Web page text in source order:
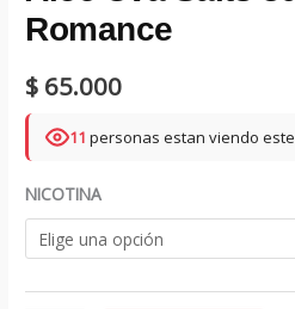
Romance
$ 65.000
11 personas estan viendo
NICOTINA